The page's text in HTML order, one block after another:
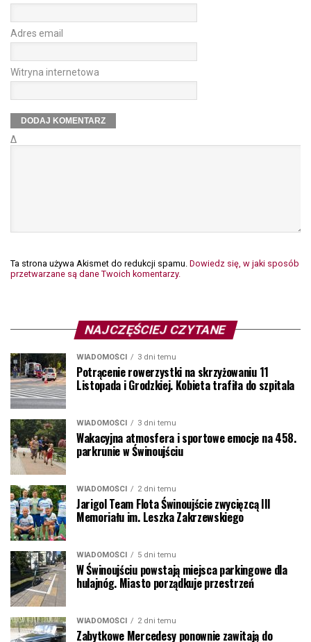
Adres email
Witryna internetowa
Δ
Ta strona używa Akismet do redukcji spamu. Dowiedz się, w jaki sposób
przetwarzane są dane Twoich komentarzy.
NAJCZĘŚCIEJ CZYTANE
WIADOMOŚCI 3 dni temu
Potrącenie rowerzystki na skrzyżowaniu 11
Listopada i Grodzkiej. Kobieta trafiła do szpitala
WIADOMOŚCI 3 dni temu
Wakacyjna atmosfera i sportowe emocje na 458.
parkrunie w Świnoujściu
WIADOMOŚCI 2 dni temu
Jarigol Team Flota Świnoujście zwycięzcą III
Memoriału im. Leszka Zakrzewskiego
WIADOMOŚCI 5 dni temu
W Świnoujściu powstają miejsca parkingowe dla
hulajnóg. Miasto porządkuje przestrzeń
WIADOMOŚCI 2 dni temu
Zabytkowe Mercedesy ponownie zawitają do